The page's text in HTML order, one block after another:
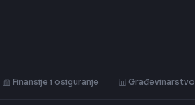
Finansije i osiguranje Građevinarstvo